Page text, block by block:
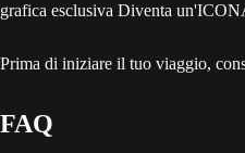
grafica esclusiva Diventa
Prima di iniziare il tuo viaggio,
FAQ